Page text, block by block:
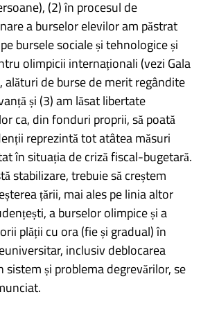
(2) în procesul de
a burselor elevilor am păstrat
bursele sociale și tehnologice și
olimpicii internaționali (vezi Gala
alături de burse de merit regândite
și (3) am lăsat libertate
ca, din fonduri proprii, să poată
reprezintă tot atâtea măsuri
în situația de criză fiscal-bugetară.
stabilizare, trebuie să creștem
țării, mai ales pe linia altor
a burselor olimpice și a
plății cu ora (fie și gradual) în
inclusiv deblocarea
sistem și problema degrevărilor, se